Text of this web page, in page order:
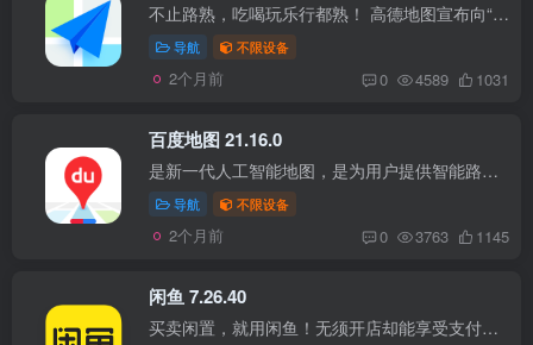
不止路熟，吃喝玩乐行都熟！ 高德地图宣布向“出门好生活开放服务平台”升级，推出全新品牌Slogan：高德地图，哪儿都熟！ 不止路熟，你想要的路线也熟，酒店也熟，景区也熟，连找厕所也熟，高德...
导航 不限设备
2个月前 0 4589 1031
百度地图 21.16.0
是新一代人工智能地图，是为用户提供智能路线规划及导航、地点查询、智能旅游等出行相关服务的平台，支持全局语音交互，AR实景导航等全新交互模式。致力于为用户提供更准确、更丰富、更易用的出...
导航 不限设备
2个月前 0 3763 1145
闲鱼 7.26.40
买卖闲置，就用闲鱼！无须开店却能享受支付宝担保交易，仅需30秒即可发布一款宝贝！ 兼容性 iPhone：iOS 14.0+ iPad：iPadOS 14.0+ 版本说明 更新至最新版； 注入净化插件； 净化开屏广告； 使...